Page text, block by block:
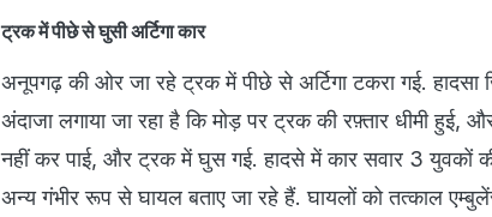
ट्रक में पीछे से घुसी अर्टिगा कार
अनूपगढ़ की ओर जा रहे ट्रक में पीछे से अर्टिगा टकरा गई.
अंदाजा लगाया जा रहा है कि मोड़ पर ट्रक की रफ़्तार धीमी हुई,
नहीं कर पाई, और ट्रक में घुस गई. हादसे में कार सवार 3 युवकों
अन्य गंभीर रूप से घायल बताए जा रहे हैं. घायलों को तत्काल